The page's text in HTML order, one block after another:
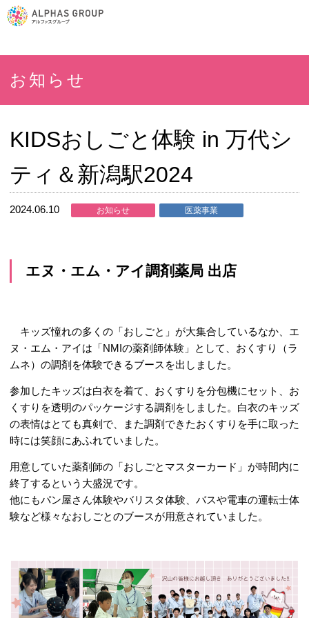
お知らせ
KIDSおしごと体験 in 万代シ
ティ＆新潟駅2024
2024.06.10 お知らせ 医薬事業
エヌ・エム・アイ調剤薬局 出店
キッズ憧れの多くの「おしごと」が大集合しているなか、エ
ヌ・エム・アイは「NMIの薬剤師体験」として、おくすり（ラ
ムネ）の調剤を体験できるブースを出しました。
参加したキッズは白衣を着て、おくすりを分包機にセット、お
くすりを透明のパッケージする調剤をしました。 白衣のキッズ
の表情はとても真剣で、また調剤できたおくすりを手に取った
時には笑顔にあふれていました。
用意していた薬剤師の「おしごとマスターカード」が時間内に
終了するという大盛況です。
他にもパン屋さん体験やバリスタ体験、バスや電車の運転士体
験など様々なおしごとのブースが用意されていました。